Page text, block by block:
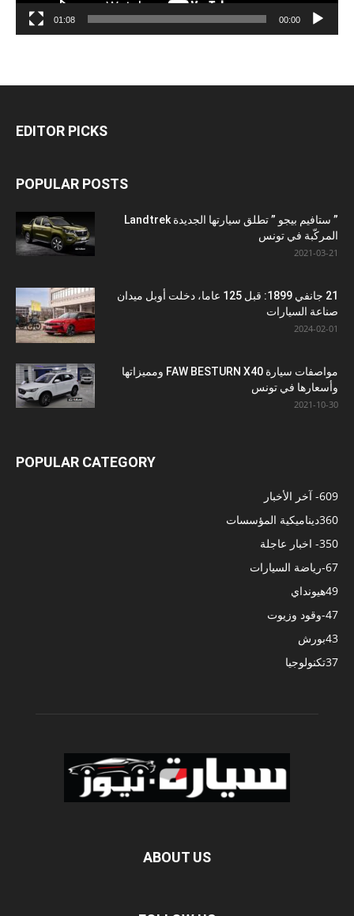
00:00
01:08
EDITOR PICKS
POPULAR POSTS
” ستافيم بيجو ” تطلق سيارتها الجديدة Landtrek
المركّبة في تونس
2021-03-21
21 جانفي 1899: قبل 125 عاما، دخلت أوبل ميدان
صناعة السيارات
2024-02-01
مواصفات سيارة FAW BESTURN X40 ومميزاتها
وأسعارها في تونس
2021-10-30
POPULAR CATEGORY
- آخر الأخبار609
ديناميكية المؤسسات360
- اخبار عاجلة350
-رياضة السيارات67
هيونداي49
-وقود وزيوت47
بورش43
تكنولوجيا37
ABOUT US